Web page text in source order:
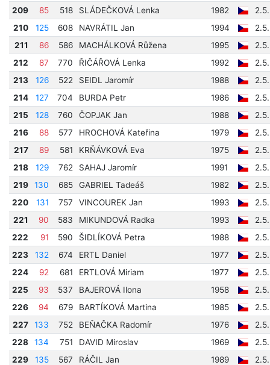
209 85 518 SLÁDEČKOVÁ Lenka 1982
210
125 608 NAVRÁTIL Jan 1994
211
86 586 MACHÁLKOVÁ Růžena 1995
212
87 770 ŘIČÁŘOVÁ Lenka 1992
213
126 522 SEIDL Jaromír 1988
214
127 704 BURDA Petr 1986
215
128 760 ČOPJAK Jan 1988
216
88 577 HROCHOVÁ Kateřina 1979
217
89 581 KRŇÁVKOVÁ Eva 1975
218
129 762 SAHAJ Jaromír 1991
219
130 685 GABRIEL Tadeáš 1982
220
131 757 VINCOUREK Jan 1993
221
90 583 MIKUNDOVÁ Radka 1993
222
91 590 ŠIDLÍKOVÁ Petra 1988
223
132 674 ERTL Daniel 1977
224
92 681 ERTLOVÁ Miriam 1977
225
93 537 BAJEROVÁ Ilona 1958
226
94 679 BARTÍKOVÁ Martina 1985
227
133 752 BEŇAČKA Radomír 1976
228
134 751 DAVID Miroslav 1969
229
135 567 RÁČIL Jan 1989